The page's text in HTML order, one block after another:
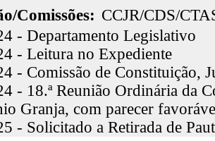
Comissões: CCJR/CDS/
- Departamento Legislativo
- Leitura no Expediente
- Comissão de Constituição,
- 18.ª Reunião Ordinária da
Granja, com parecer
- Solicitado a Retirada de